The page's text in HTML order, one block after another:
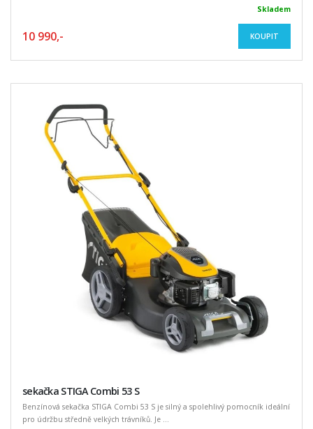
Skladem
10 990,- KOUPIT
sekačka STIGA Combi 53 S
Benzínová sekačka STIGA Combi 53 S je silný a spolehlivý pomocník ideální
pro údržbu středně velkých trávníků. Je ...